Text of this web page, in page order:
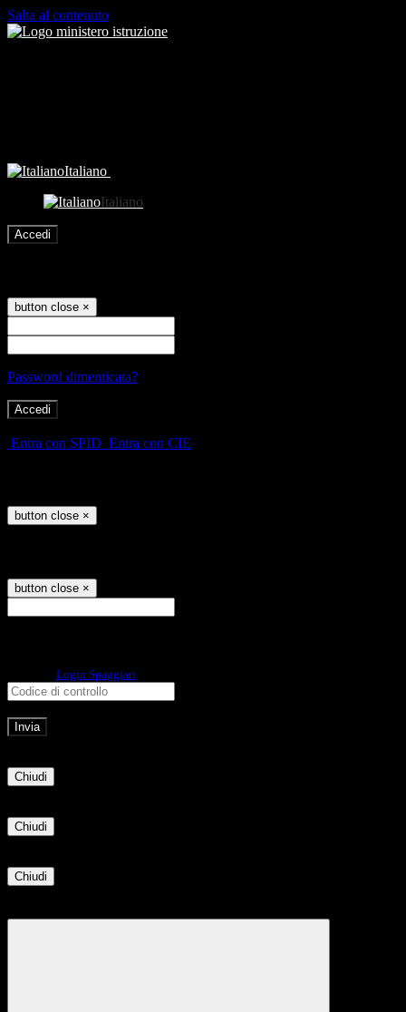
Salta al contenuto
Italiano
Italiano
Accedi
button close ×
Password dimenticata?
Entra con SPID Entra con CIE
button close ×
button close ×
Login Spaggiari
Chiudi
Chiudi
Chiudi